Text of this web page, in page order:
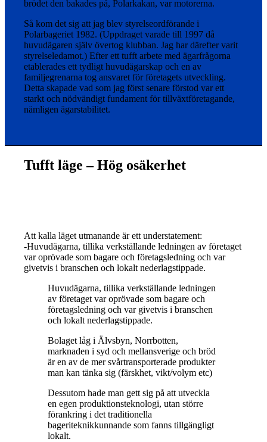
brödet den bakades på, Polarkakan, var motorerna.
Så kom det sig att jag blev styrelseordförande i
Polarbageriet 1982. (Uppdraget varade till 1997 då
huvudägaren själv övertog klubban. Jag har därefter varit
styrelseledamot.) Efter ett tufft arbete med ägarfrågorna
etablerades ett tydligt huvudägarskap och en av
familjegrenarna tog ansvaret för företagets utveckling.
Detta skapade vad som jag först senare förstod var ett
starkt och nödvändigt fundament för tillväxtföretagande,
nämligen ägarstabilitet.
Tufft läge – Hög osäkerhet
Att kalla läget utmanande är ett understatement:
-Huvudägarna, tillika verkställande ledningen av företaget
var oprövade som bagare och företagsledning och var
givetvis i branschen och lokalt nederlagstippade.
Huvudägarna, tillika verkställande ledningen
av företaget var oprövade som bagare och
företagsledning och var givetvis i branschen
och lokalt nederlagstippade.
Bolaget låg i Älvsbyn, Norrbotten,
marknaden i syd och mellansverige och bröd
är en av de mer svårtransporterade produkter
man kan tänka sig (färskhet, vikt/volym etc)
Dessutom hade man gett sig på att utveckla
en egen produktionsteknologi, utan större
förankring i det traditionella
bageriteknikkunnande som fanns tillgängligt
lokalt.